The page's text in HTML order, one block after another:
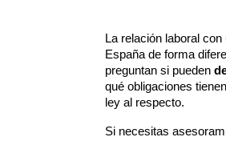
La relación laboral
España de forma
preguntan si pueden
qué obligaciones
ley al respecto.
Si necesitas